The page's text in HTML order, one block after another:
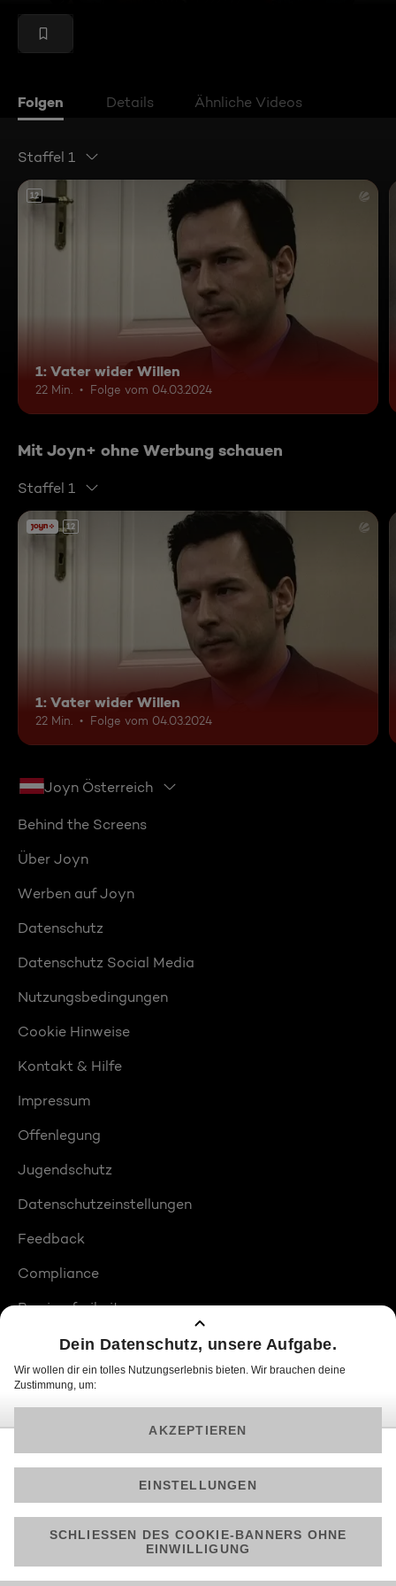
Folgen Details Ähnliche Videos
Staffel 1
12
1: Vater wider Willen
22 Min. Folge vom 04.03.2024
Mit Joyn+ ohne Werbung schauen
Staffel 1
12
1: Vater wider Willen
22 Min. Folge vom 04.03.2024
Joyn Österreich
Behind the Screens
Über Joyn
Werben auf Joyn
Datenschutz
Datenschutz Social Media
Nutzungsbedingungen
Cookie Hinweise
Kontakt & Hilfe
Impressum
Offenlegung
Jugendschutz
Datenschutzeinstellungen
Feedback
Compliance
Barrierefreiheit
Produktplatzierungen